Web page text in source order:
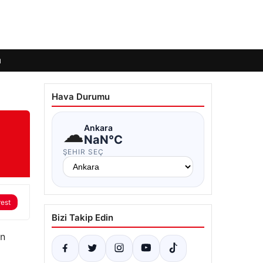
Hava Durumu
☁Ankara
NaN°C
ŞEHIR SEÇ
Bizi Takip Edin